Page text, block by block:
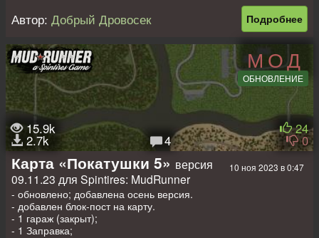
Приятной Игры!
- 1 Лесоповал
- 3 Лесопилки
- 3 Точки разведки
- 4 Стартовых слота (можно заменить)
- размер карты: 512м х 512м
Подробнее
Автор: Добрый Дровосек
МОД
ОБНОВЛЕНИЕ
15.9k
2.7k 4
24
0
10 ноя 2023 в 0:47
Карта «Покатушки 5» версия
09.11.23 для Spintires: MudRunner
- обновлено; добавлена осень версия.
- добавлен блок-пост на карту.
- 1 гараж (закрыт);
- 1 Заправка;